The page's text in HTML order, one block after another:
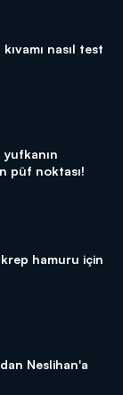
nasıl test
püf noktası!
hamuru için
Neslihan'a